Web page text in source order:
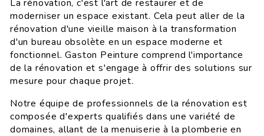
La rénovation, c'est l'art de restaurer et de
moderniser un espace existant. Cela peut aller de la
rénovation d'une vieille maison à la transformation
d'un bureau obsolète en un espace moderne et
fonctionnel. Gaston Peinture comprend l'importance
de la rénovation et s'engage à offrir des solutions sur
mesure pour chaque projet.
Notre équipe de professionnels de la rénovation est
composée d'experts qualifiés dans une variété de
domaines, allant de la menuiserie à la plomberie en